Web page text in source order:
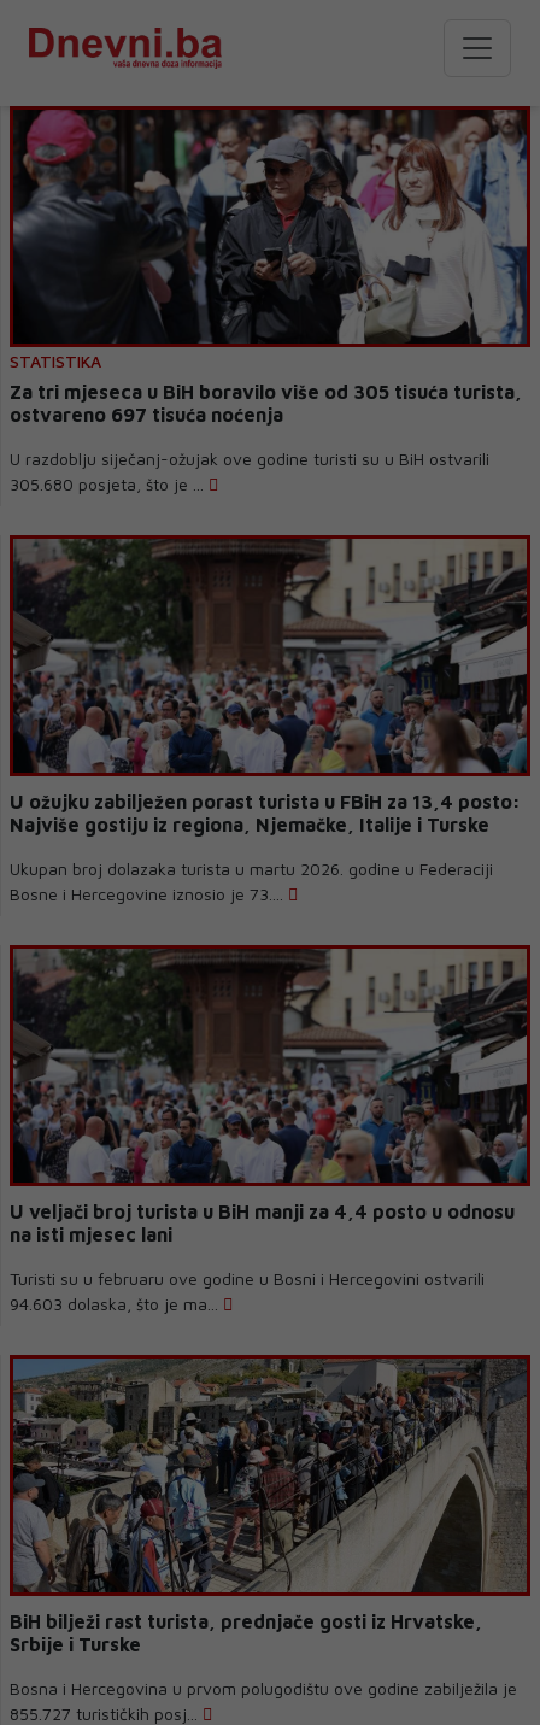
STATISTIKA
Za tri mjeseca u BiH boravilo više od 305 tisuća turista,
ostvareno 697 tisuća noćenja
U razdoblju siječanj-ožujak ove godine turisti su u BiH ostvarili
305.680 posjeta, što je ...
U ožujku zabilježen porast turista u FBiH za 13,4 posto:
Najviše gostiju iz regiona, Njemačke, Italije i Turske
Ukupan broj dolazaka turista u martu 2026. godine u Federaciji
Bosne i Hercegovine iznosio je 73....
U veljači broj turista u BiH manji za 4,4 posto u odnosu
na isti mjesec lani
Turisti su u februaru ove godine u Bosni i Hercegovini ostvarili
94.603 dolaska, što je ma...
BiH bilježi rast turista, prednjače gosti iz Hrvatske,
Srbije i Turske
Bosna i Hercegovina u prvom polugodištu ove godine zabilježila je
855.727 turističkih posj...